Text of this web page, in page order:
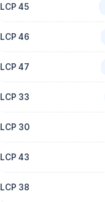
LCP 45
LCP 46
LCP 47
LCP 33
LCP 30
LCP 43
LCP 38